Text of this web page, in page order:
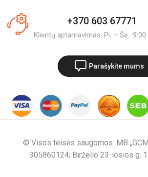
+370 603 67771
Klientų aptarnavimas: Pi. – Še.: 9:00
Parašykite mums
© Visos teisės saugomos. MB „GCM
305860124; Birželio 23-iosios g.